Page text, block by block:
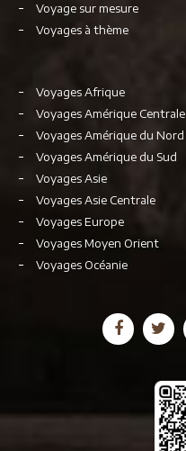
Voyage sur mesure
Voyages à thème
Voyages Afrique
Voyages Amérique Centrale
Voyages Amérique du Nord
Voyages Amérique du Sud
Voyages Asie
Voyages Asie Centrale
Voyages Europe
Voyages Moyen Orient
Voyages Océanie